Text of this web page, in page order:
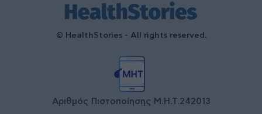
© HealthStories - All rights reserved.
Αριθμός Πιστοποίησης Μ.Η.Τ.242013